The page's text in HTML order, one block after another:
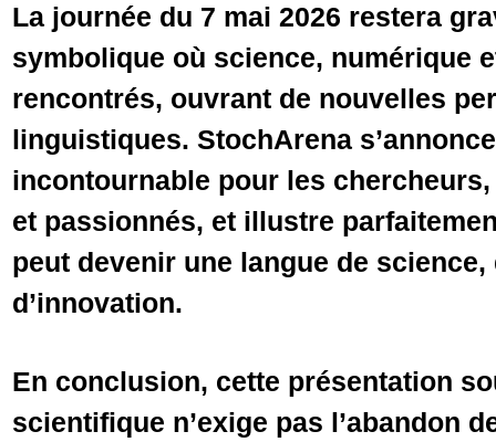
La journée du 7 mai 2026 restera
symbolique où science, numérique
rencontrés, ouvrant de nouvelles
linguistiques. StochArena
incontournable pour les
et passionnés, et illustre
peut devenir une langue de
d’innovation.
En conclusion, cette présentation
scientifique n’exige pas l’abandon